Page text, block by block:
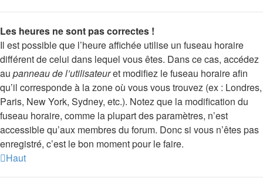
Les heures ne sont pas correctes !
Il est possible que l’heure affichée utilise un fuseau horaire
différent de celui dans lequel vous êtes. Dans ce cas, accédez
au panneau de l’utilisateuret modifiez le fuseau horaire afin
qu’il corresponde à la zone où vous vous trouvez (ex : Londres,
Paris, New York, Sydney, etc.). Notez que la modification du
fuseau horaire, comme la plupart des paramètres, n’est
accessible qu’aux membres du forum. Donc si vous n’êtes pas
enregistré, c’est le bon moment pour le faire.
Haut